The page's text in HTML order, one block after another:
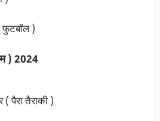
फुटबॉल )
) 2024
पैरा तैराकी )